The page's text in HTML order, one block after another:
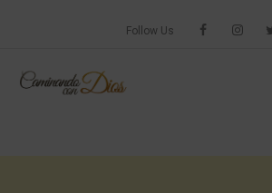
Follow Us